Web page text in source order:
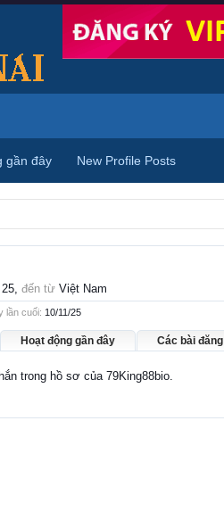
đến từ Việt Nam
lần cuối: 10/11/25
Hoạt động gần đây Các bài đăng
trong hồ sơ của 79King88bio.
gần đây New Profile Posts